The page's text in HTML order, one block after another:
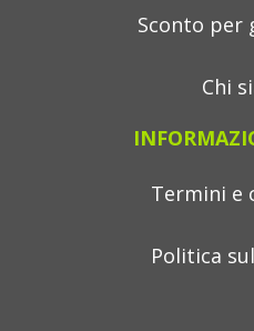
Sconto per
Chi
Termini e
Politica